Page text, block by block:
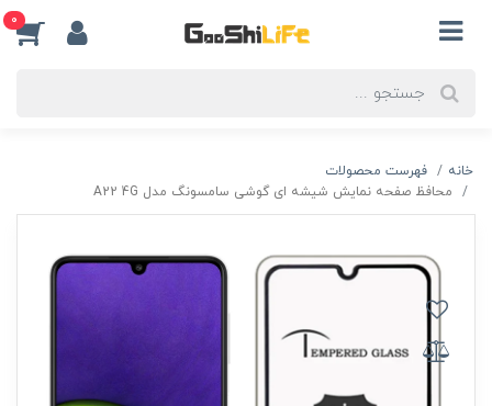
0
خانه
فهرست محصولات
محافظ صفحه نمایش شیشه ای گوشی سامسونگ مدل A22 4G